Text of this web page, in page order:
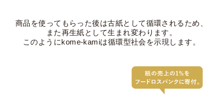
商品を使ってもらった後は古紙として循環されるため、
また再生紙として生まれ変わります。
このようにkome-kamiは循環型社会を示現します。